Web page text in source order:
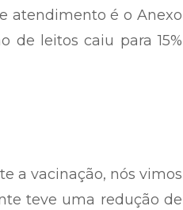
atendimento é o Anexo
de leitos caiu para 15%
a vacinação, nós vimos
teve uma redução de